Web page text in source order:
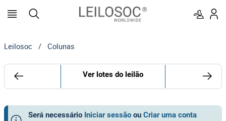
Leilosoc / Colunas
Ver lotes do leilão
Será necessário Iniciar sessão ou Criar uma conta